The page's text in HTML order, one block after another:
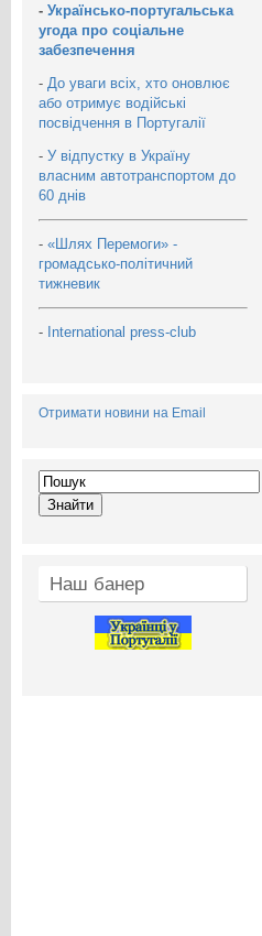
- Українсько-португальська
угода про соціальне
забезпечення
- До уваги всіх, хто оновлює
або отримує водійські
посвідчення в Португалії
- У відпустку в Україну
власним автотранспортом до
60 днів
- «Шлях Перемоги» -
громадсько-політичний
тижневик
- International press-club
Отримати новини на Email
Наш банер